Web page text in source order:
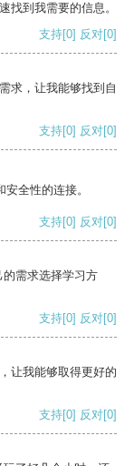
找到我需要的信息。
支持[0] 反对[0]
求，让我能够找到自
支持[0] 反对[0]
全性的连接。
支持[0] 反对[0]
需求选择学习方
支持[0] 反对[0]
让我能够取得更好的
支持[0] 反对[0]